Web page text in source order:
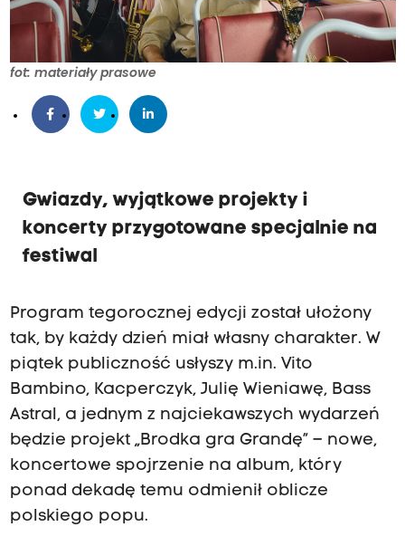
fot: materiały prasowe
Gwiazdy, wyjątkowe projekty i
koncerty przygotowane specjalnie na
festiwal
Program tegorocznej edycji został ułożony
tak, by każdy dzień miał własny charakter. W
piątek publiczność usłyszy m.in. Vito
Bambino, Kacperczyk, Julię Wieniawę, Bass
Astral, a jednym z najciekawszych wydarzeń
będzie projekt „Brodka gra Grandę” – nowe,
koncertowe spojrzenie na album, który
ponad dekadę temu odmienił oblicze
polskiego popu.